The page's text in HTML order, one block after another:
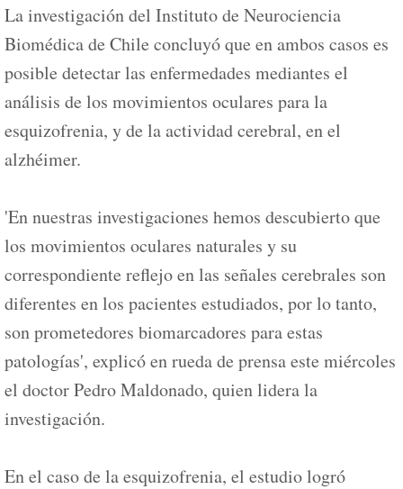
La investigación del Instituto de Neurociencia
Biomédica de Chile concluyó que en ambos casos es
posible detectar las enfermedades mediantes el
análisis de los movimientos oculares para la
esquizofrenia, y de la actividad cerebral, en el
alzhéimer.
'En nuestras investigaciones hemos descubierto que
los movimientos oculares naturales y su
correspondiente reflejo en las señales cerebrales son
diferentes en los pacientes estudiados, por lo tanto,
son prometedores biomarcadores para estas
patologías', explicó en rueda de prensa este miércoles
el doctor Pedro Maldonado, quien lidera la
investigación.
En el caso de la esquizofrenia, el estudio logró